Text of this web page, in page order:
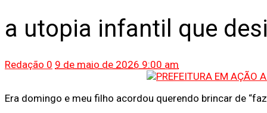
a utopia infantil que
Redação 0 9 de maio de 2026 9:00 am
Era domingo e meu filho acordou querendo brincar de